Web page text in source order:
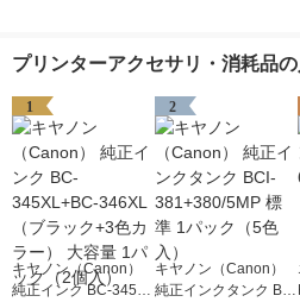
プリンターアクセサリ・消耗品
1
キヤノン（Canon）
純正インク BC-345XL
2
キヤノン（Canon）
純正インクタンク BCI